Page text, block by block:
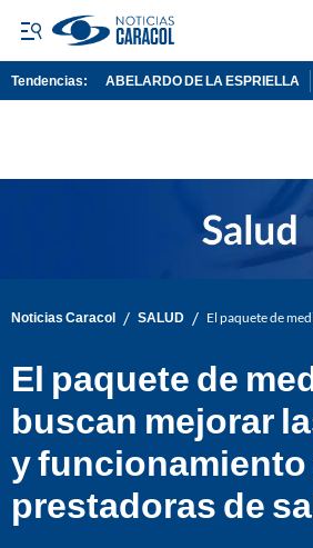
Tendencias: ABELARDO DE LA ESPRIELLA
Noticias Caracol / SALUD / El paquete de
El paquete de
buscan mejorar
y funcionamiento
prestadoras de